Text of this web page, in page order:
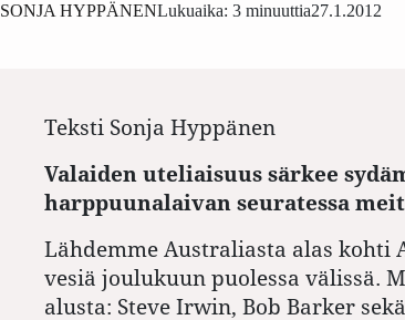
27.1.2012
SONJA HYPPÄNENLukuaika: 3 minuuttia
Teksti Sonja Hyppänen
Valaiden uteliaisuus särkee
harppuunalaivan seuratessa
Lähdemme Australiasta alas kohti
vesiä joulukuun puolessa välissä.
alusta: Steve Irwin, Bob Barker